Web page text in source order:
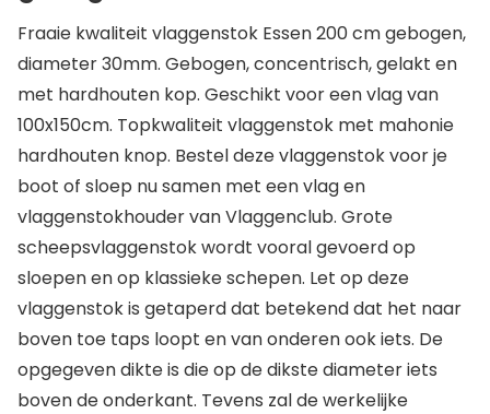
Fraaie kwaliteit vlaggenstok Essen 200 cm gebogen,
diameter 30mm. Gebogen, concentrisch, gelakt en
met hardhouten kop. Geschikt voor een vlag van
100x150cm. Topkwaliteit vlaggenstok met mahonie
hardhouten knop. Bestel deze vlaggenstok voor je
boot of sloep nu samen met een vlag en
vlaggenstokhouder van Vlaggenclub. Grote
scheepsvlaggenstok wordt vooral gevoerd op
sloepen en op klassieke schepen. Let op deze
vlaggenstok is getaperd dat betekend dat het naar
boven toe taps loopt en van onderen ook iets. De
opgegeven dikte is die op de dikste diameter iets
boven de onderkant. Tevens zal de werkelijke